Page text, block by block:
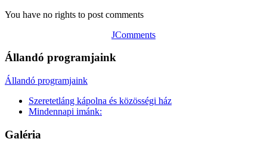
You have no rights to post comments
JComments
Állandó programjaink
Állandó programjaink
Szeretetláng kápolna és közösségi ház
Mindennapi imánk:
Galéria